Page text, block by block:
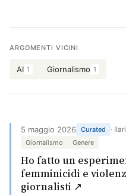
ARGOMENTI VICINI
AI 1 Giornalismo 1
5 maggio 2026 Curated ·
Giornalismo
Genere
Ho fatto un
femminicidi e
giornalisti ↗